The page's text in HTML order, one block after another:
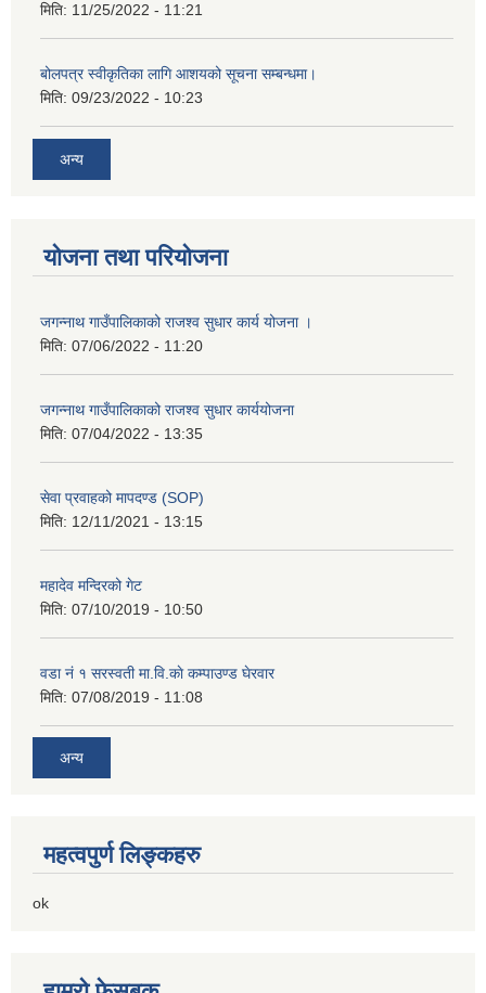
मिति: 11/25/2022 - 11:21
बोलपत्र स्वीकृतिका लागि आशयको सूचना सम्बन्धमा।
मिति: 09/23/2022 - 10:23
अन्य
योजना तथा परियोजना
जगन्नाथ गाउँपालिकाको राजश्व सुधार कार्य योजना ।
मिति: 07/06/2022 - 11:20
जगन्नाथ गाउँपालिकाको राजश्व सुधार कार्ययोजना
मिति: 07/04/2022 - 13:35
सेवा प्रवाहको मापदण्ड (SOP)
मिति: 12/11/2021 - 13:15
महादेव मन्दिरको गेट
मिति: 07/10/2019 - 10:50
वडा नं १ सरस्वती मा.वि.काे कम्पाउण्ड घेरवार
मिति: 07/08/2019 - 11:08
अन्य
महत्वपुर्ण लिङ्कहरु
ok